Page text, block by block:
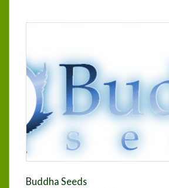
Buddha Seeds